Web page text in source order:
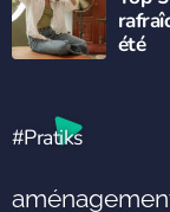
été
#Pratiks